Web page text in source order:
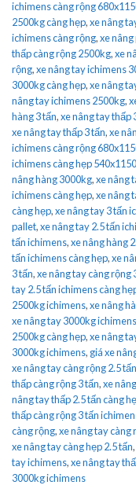
ichimens càng rộng
2500kg càng hẹp,xe nâng
ichimens càng rộng,xe
thấp càng rộng 2500kg,xe
rộng,xe nâng tay ichimens
3000kg càng hẹp,xe nâng
nâng tay ichimens 2500kg,
hàng 3 tấn,xe nâng tay thấp
xe nâng tay thấp 3 tấn,xe
ichimens càng rộng
ichimens càng hẹp
nâng hàng 3000kg,xe nâng
ichimens càng hẹp,xe nâng
càng hẹp,xe nâng tay 3 tấn
pallet,xe nâng tay 2.5 tấn
tấn ichimens,xe nâng hàng
tấn ichimens càng hẹp,xe
3 tấn,xe nâng tay càng rộng
tay 2.5 tấn ichimens càng
2500kg ichimens,xe nâng
xe nâng tay 3000kg
2500kg càng hẹp,xe nâng
3000kg ichimens, giá xe
xe nâng tay càng rộng 2.5
thấp càng rộng 3 tấn,xe
nâng tay thấp 2.5 tấn càng
thấp càng rộng 3 tấn
càng rộng,xe nâng tay càng
xe nâng tay càng hẹp 2.5 tấn,
tay ichimens,xe nâng tay
3000kg ichimens